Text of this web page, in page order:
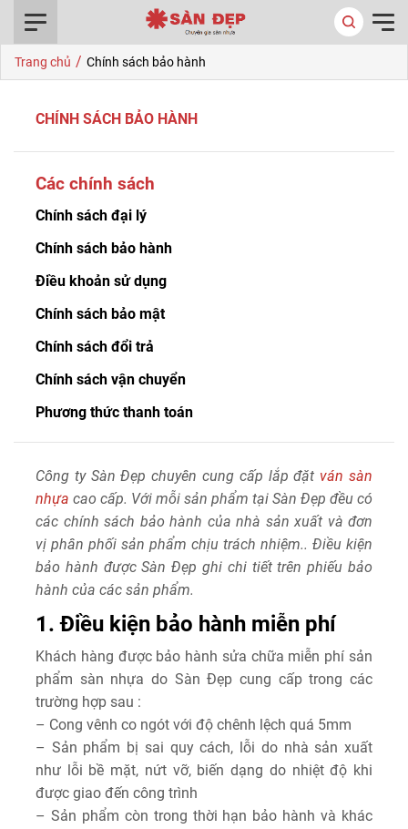
Trang chủ / Chính sách bảo hành
CHÍNH SÁCH BẢO HÀNH
Công ty Sàn Đẹp chuyên cung cấp lắp đặt ván sàn
nhựa cao cấp. Với mỗi sản phẩm tại Sàn Đẹp đều có
các chính sách bảo hành của nhà sản xuất và đơn
vị phân phối sản phẩm chịu trách nhiệm.. Điều kiện
bảo hành được Sàn Đẹp ghi chi tiết trên phiếu bảo
hành của các sản phẩm.
1. Điều kiện bảo hành miễn phí
Khách hàng được bảo hành sửa chữa miễn phí sản
phẩm sàn nhựa do Sàn Đẹp cung cấp trong các
trường hợp sau :
– Cong vênh co ngót với độ chênh lệch quá 5mm
– Sản phẩm bị sai quy cách, lỗi do nhà sản xuất
như lỗi bề mặt, nứt vỡ, biến dạng do nhiệt độ khi
được giao đến công trình
– Sản phẩm còn trong thời hạn bảo hành và khác
Các chính sách
Chính sách đại lý
Chính sách bảo hành
Điều khoản sử dụng
Chính sách bảo mật
Chính sách đổi trả
Chính sách vận chuyển
Phương thức thanh toán